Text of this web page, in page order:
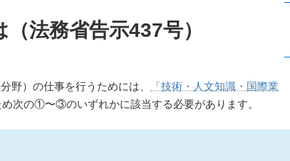
法務省告示437号）
野）の仕事を行うためには、
「技術・人文知識・国際業
次の①〜③のいずれかに該当する必要があります。